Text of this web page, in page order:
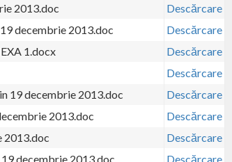
2013.doc
Descărcare
decembrie 2013.doc
Descărcare
1.docx
Descărcare
Descărcare
19 decembrie 2013.doc
Descărcare
2013.doc
Descărcare
2013.doc
Descărcare
decembrie 2013.doc
Descărcare